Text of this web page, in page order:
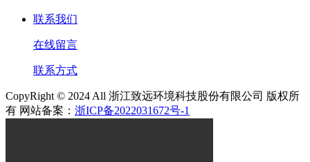
联系我们
在线留言
联系方式
CopyRight © 2024 All 浙江致远环境科技股份有限公司 版权所
有 网站备案： 浙ICP备2022031672号-1